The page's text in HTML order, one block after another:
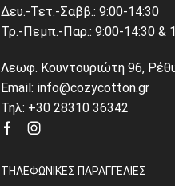
Δευ.-Τετ.-Σαββ.: 9:00-14:30
Τρ.-Πεμπ.-Παρ.: 9:00-14:30 &
Λεωφ. Κουντουριώτη 96,
Email: info@cozycotton.gr
Τηλ: +30 28310 36342
FacebookInstagram
ΤΗΛΕΦΩΝΙΚΈΣ ΠΑΡΑΓΓΕΛΊΕΣ